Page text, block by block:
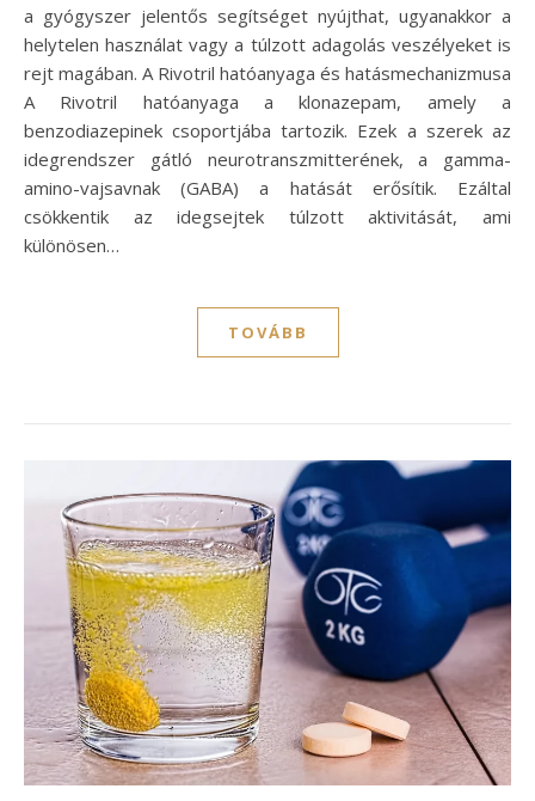
a gyógyszer jelentős segítséget nyújthat, ugyanakkor a
helytelen használat vagy a túlzott adagolás veszélyeket is
rejt magában. A Rivotril hatóanyaga és hatásmechanizmusa
A Rivotril hatóanyaga a klonazepam, amely a
benzodiazepinek csoportjába tartozik. Ezek a szerek az
idegrendszer gátló neurotranszmitterének, a gamma-
amino-vajsavnak (GABA) a hatását erősítik. Ezáltal
csökkentik az idegsejtek túlzott aktivitását, ami
különösen…
TOVÁBB